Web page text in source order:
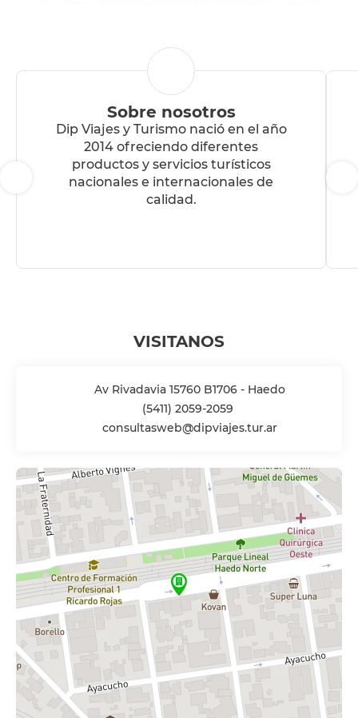
Sobre nosotros
Dip Viajes y Turismo nació en el año
2014 ofreciendo diferentes
productos y servicios turísticos
nacionales e internacionales de
calidad.
VISITANOS
Av Rivadavia 15760 B1706 - Haedo
(5411) 2059-2059
consultasweb@dipviajes.tur.ar